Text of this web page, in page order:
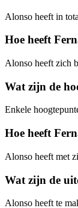
Alonso heeft in
Hoe heeft
Alonso heeft zich
Wat zijn de
Enkele
Hoe heeft
Alonso heeft met
Wat zijn de
Alonso heeft te